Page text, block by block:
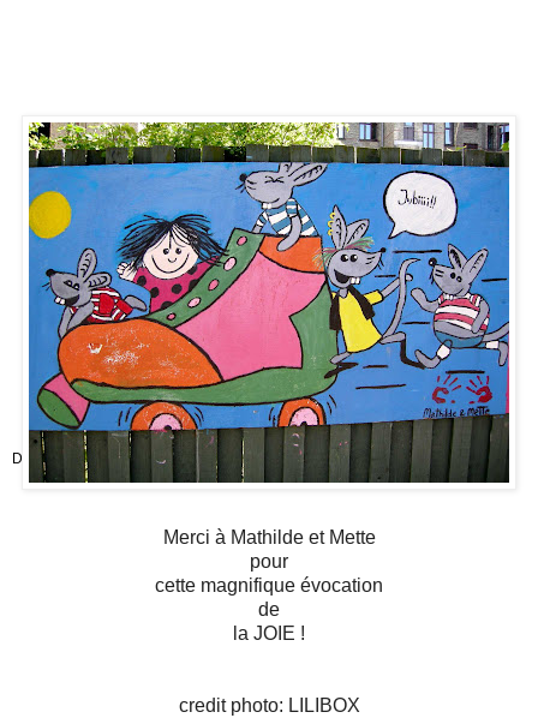
DécouvrezFeist !
Merci à Mathilde et Mette
pour
cette magnifique évocation
de
la JOIE !
credit photo: LILIBOX